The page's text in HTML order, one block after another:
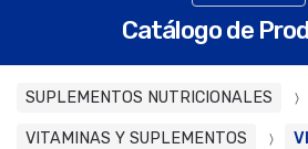
Catálogo de
SUPLEMENTOS NUTRICIONALES
VITAMINAS Y SUPLEMENTOS